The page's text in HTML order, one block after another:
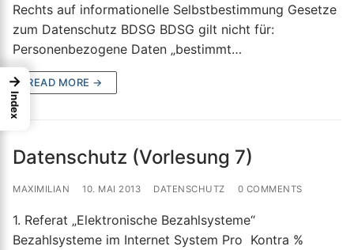
Rechts auf informationelle Selbstbestimmung Gesetze
zum Datenschutz BDSG BDSG gilt nicht für:
Personenbezogene Daten „bestimmt…
READ MORE →
Datenschutz (Vorlesung 7)
MAXIMILIAN 10. MAI 2013 DATENSCHUTZ 0 COMMENTS
1. Referat „Elektronische Bezahlsysteme“
Bezahlsysteme im Internet System Pro Kontra %
→
Index